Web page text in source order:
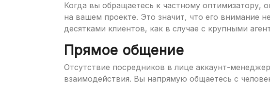
Когда вы обращаетесь к частному оптимизатору,
на вашем проекте. Это значит, что его внимание
десятками клиентов, как в случае с крупными
Прямое общение
Отсутствие посредников в лице аккаунт-
взаимодействия. Вы напрямую общаетесь с